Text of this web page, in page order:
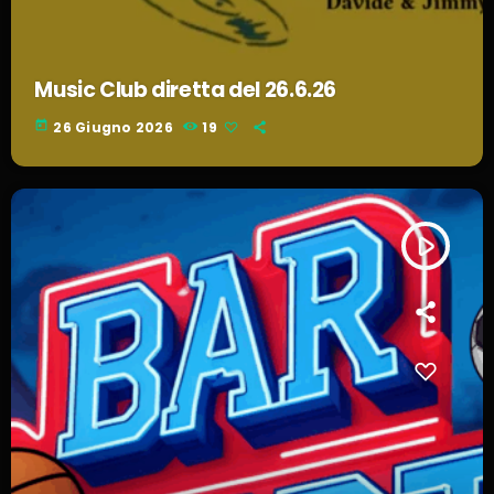
Music Club diretta del 26.6.26
today 26 Giugno 2026 19
play_arrow